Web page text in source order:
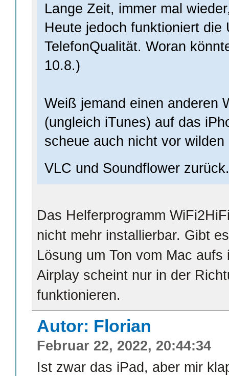
Lange Zeit, immer mal
Heute jedoch funktioniert die
TelefonQualität. Woran
10.8.)
Weiß jemand einen anderen
(ungleich iTunes) auf das
scheue auch nicht vor
VLC und Soundflower
Das Helferprogramm
nicht mehr installierbar. Gibt
Lösung um Ton vom Mac
Airplay scheint nur in der
funktionieren.
Autor: Florian
Februar 22, 2022, 20:44:34
Ist zwar das iPad, aber mir